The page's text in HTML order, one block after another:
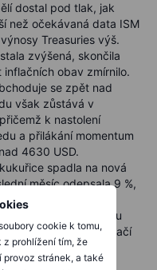
cookie k tomu,
prohlížení tím, že
stránek, a také
dostal pod tlak, jak
než očekávaná data ISM
Treasuries výš.
zvýšená, skončila
obav zmírnilo.
se zpět nad
však zůstává v
k nastolení
a přilákání momentum
4630 USD.
kukuřice spadla na nová
měsíc odepsala 9 %,
dna, protože
vyhlídky na silnou
globální zásoby tlačí
dobrým výhledům
Přestože obilniny